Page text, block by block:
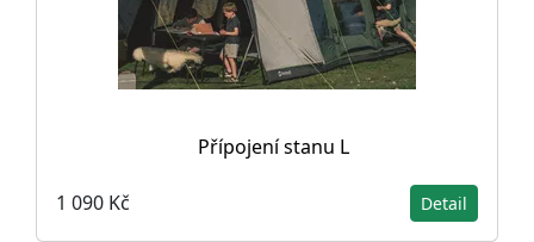
Přípojení stanu L
1 090 Kč Detail